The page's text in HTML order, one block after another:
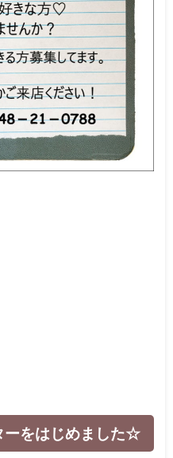
ーをはじめました☆